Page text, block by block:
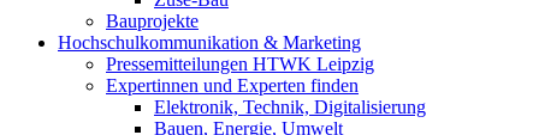
Bauprojekte
Hochschulkommunikation & Marketing
Pressemitteilungen HTWK Leipzig
Expertinnen und Experten finden
Elektronik, Technik, Digitalisierung
Bauen, Energie, Umwelt